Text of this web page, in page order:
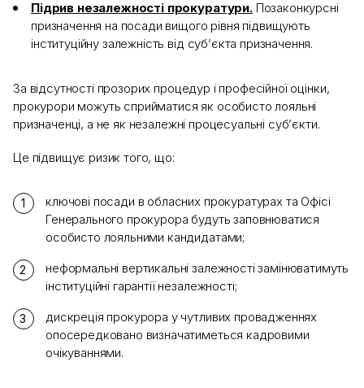
Підрив незалежності прокуратури.Позаконкурсні
призначення на посади вищого рівня підвищують
інституційну залежність від суб’єкта призначення.
За відсутності прозорих процедур і професійної оцінки,
прокурори можуть сприйматися як особисто лояльні
призначенці, а не як незалежні процесуальні суб’єкти.
Це підвищує ризик того, що:
ключові посади в обласних прокуратурах та Офісі
Генерального прокурора будуть заповнюватися
особисто лояльними кандидатами;
неформальні вертикальні залежності замінюватимуть
інституційні гарантії незалежності;
дискреція прокурора у чутливих провадженнях
опосередковано визначатиметься кадровими
очікуваннями.